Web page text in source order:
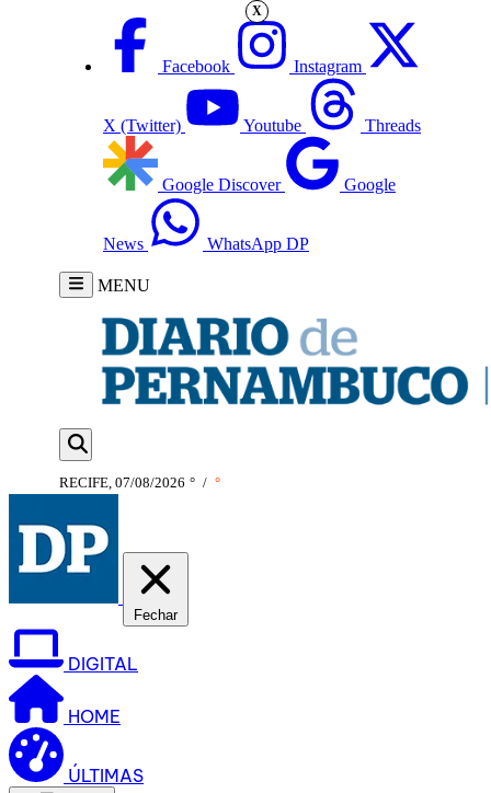
Facebook Instagram
X (Twitter) Youtube Threads
Google Discover Google
News WhatsApp DP
MENU
RECIFE, 07/08/2026 ° / °
Fechar
DIGITAL
HOME
ÚLTIMAS
X